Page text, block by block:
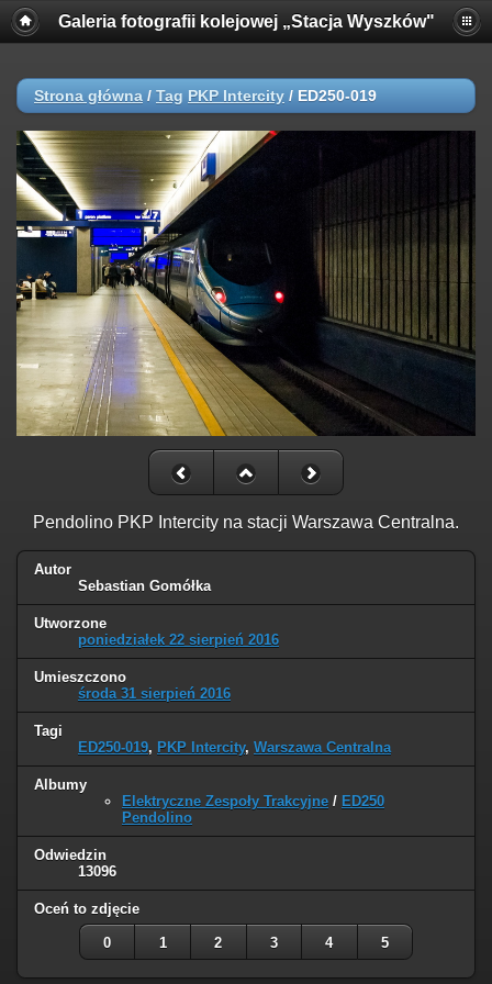
Galeria fotografii kolejowej „Stacja Wyszków"
Strona główna / Tag PKP Intercity / ED250-019
Pendolino PKP Intercity na stacji Warszawa Centralna.
Autor
Sebastian Gomółka
Utworzone
poniedziałek 22 sierpień 2016
Umieszczono
środa 31 sierpień 2016
Tagi
ED250-019, PKP Intercity, Warszawa Centralna
Albumy
Elektryczne Zespoły Trakcyjne / ED250
Pendolino
Odwiedzin
13096
Oceń to zdjęcie
0 1 2 3 4 5